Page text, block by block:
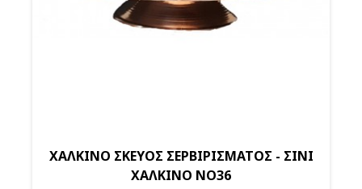
ΧΑΛΚΙΝΟ ΣΚΕΥΟΣ ΣΕΡΒΙΡΙΣΜΑΤΟΣ - ΣΙΝΙ
ΧΑΛΚΙΝΟ ΝΟ36